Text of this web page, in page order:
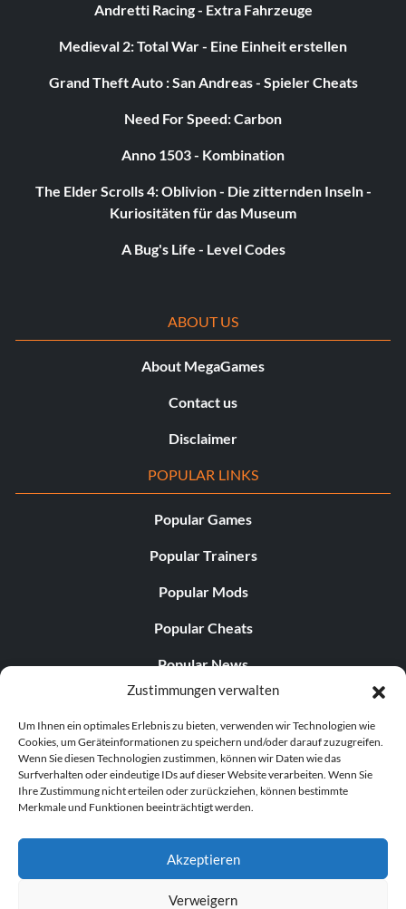
Zustimmungen verwalten
Um Ihnen ein optimales Erlebnis zu bieten, verwenden wir Technologien wie
Cookies, um Geräteinformationen zu speichern und/oder darauf zuzugreifen.
Wenn Sie diesen Technologien zustimmen, können wir Daten wie das
Surfverhalten oder eindeutige IDs auf dieser Website verarbeiten. Wenn Sie
Ihre Zustimmung nicht erteilen oder zurückziehen, können bestimmte
Merkmale und Funktionen beeinträchtigt werden.
Akzeptieren
Verweigern
Andretti Racing - Extra Fahrzeuge
Medieval 2: Total War - Eine Einheit erstellen
Grand Theft Auto : San Andreas - Spieler Cheats
Need For Speed: Carbon
Anno 1503 - Kombination
The Elder Scrolls 4: Oblivion - Die zitternden Inseln -
Kuriositäten für das Museum
A Bug's Life - Level Codes
ABOUT US
About MegaGames
Contact us
Disclaimer
POPULAR LINKS
Popular Games
Popular Trainers
Popular Mods
Popular Cheats
Popular News
Popular Editorials
Popular Free Games
LATEST UPDATES